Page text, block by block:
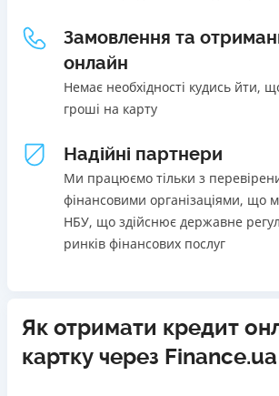
Погашення
В касах і терміналах відділень
Онлайн (через сайт або інтернет-
Через термінали самообслуговування
Через термінали Приватбанку
Ліцензія НБУ
Ліцензія переоформлена 27.03.2024 р.
Вся інформація про кредит
ОТРИМАТИ ПОЗИКУ
Щомісячна комісія
від 0%
Переваги
Акція: ставка 0,01% на перший
Швидкий онлайн кредит на банківську
застави та поручителів;
Процес повністю автоматизований і
хвилин;
Видача коштів відбувається
Недоліки
Нема програми лояльності для
Нема кредиту для юросіб (ФОП)
Замовлення та
онлайн
Немає необхідності кудись йти,
гроші на карту
Надійні партнери
Ми працюємо тільки з
фінансовими організаціями, що
НБУ, що здійснює державне
ринків фінансових послуг
Як отримати кредит
картку через Finance.ua